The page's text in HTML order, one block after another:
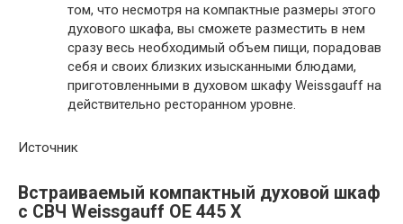
том, что несмотря на компактные размеры этого
духового шкафа, вы сможете разместить в нем
сразу весь необходимый объем пищи, порадовав
себя и своих близких изысканными блюдами,
приготовленными в духовом шкафу Weissgauff на
действительно ресторанном уровне.
Источник
Встраиваемый компактный духовой шкаф
с СВЧ Weissgauff OE 445 X